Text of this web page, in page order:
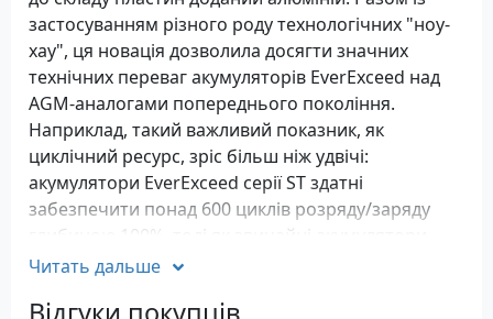
застосуванням різного роду технологічних "ноу-
хау", ця новація дозволила досягти значних
технічних переваг акумуляторів EverExceed над
AGM-аналогами попереднього покоління.
Наприклад, такий важливий показник, як
циклічний ресурс, зріс більш ніж удвічі:
акумулятори EverExceed серії ST здатні
забезпечити понад 600 циклів розряду/заряду
глибиною 100%, тоді як звичайні акумулятори
AGM - в середньому 180-220 циклів!
Крім того, при виробництві пластин для
Читать дальше
Відгуки покупців